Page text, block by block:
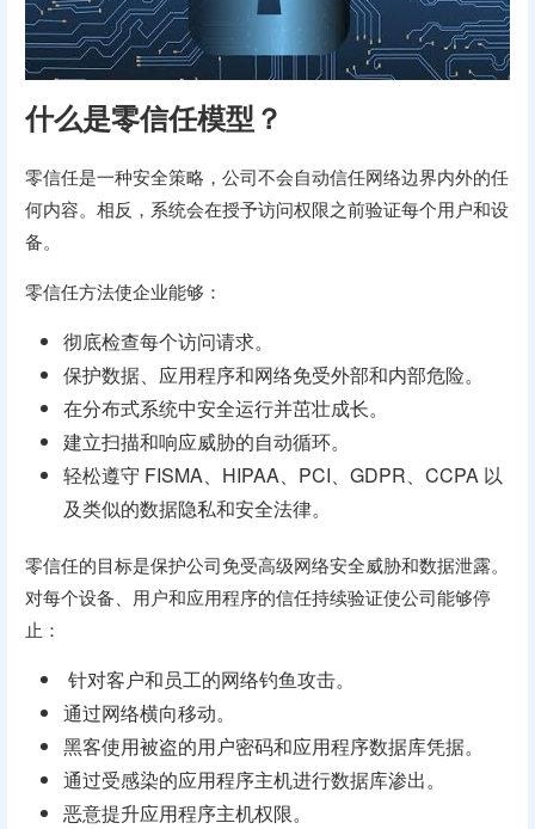
什么是零信任模型？
零信任是一种安全策略，公司不会自动信任网络边界内外的任
何内容。相反，系统会在授予访问权限之前验证每个用户和设
备。
零信任方法使企业能够：
彻底检查每个访问请求。
保护数据、应用程序和网络免受外部和内部危险。
在分布式系统中安全运行并茁壮成长。
建立扫描和响应威胁的自动循环。
轻松遵守 FISMA、HIPAA、PCI、GDPR、CCPA 以
及类似的数据隐私和安全法律。
零信任的目标是保护公司免受高级网络安全威胁和数据泄露。
对每个设备、用户和应用程序的信任持续验证使公司能够停
止：
针对客户和员工的网络钓鱼攻击。
通过网络横向移动。
黑客使用被盗的用户密码和应用程​​序数据库凭据。
通过受感染的应用程序主机进行数据库渗出。
恶意提升应用程序主机权限。